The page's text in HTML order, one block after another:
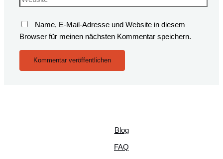
Name, E-Mail-Adresse und Website in diesem
Browser für meinen nächsten Kommentar speichern.
Blog
FAQ